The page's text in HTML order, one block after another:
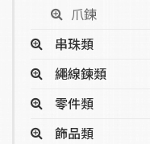
爪鍊
串珠類
繩線鍊類
零件類
飾品類